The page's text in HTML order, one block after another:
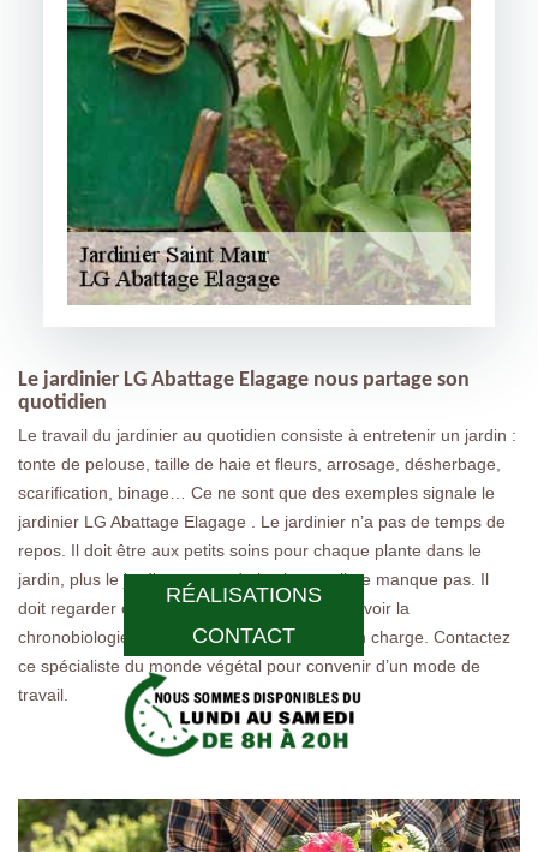
RÉALISATIONS
CONTACT
Le jardinier LG Abattage Elagage nous partage son
quotidien
Le travail du jardinier au quotidien consiste à entretenir un jardin :
tonte de pelouse, taille de haie et fleurs, arrosage, désherbage,
scarification, binage… Ce ne sont que des exemples signale le
jardinier LG Abattage Elagage . Le jardinier n’a pas de temps de
repos. Il doit être aux petits soins pour chaque plante dans le
jardin, plus le jardin est grand plus le travail ne manque pas. Il
doit regarder chaque matin son agenda pour voir la
chronobiologie des plantes du jardin qu’il a en charge. Contactez
ce spécialiste du monde végétal pour convenir d’un mode de
travail.